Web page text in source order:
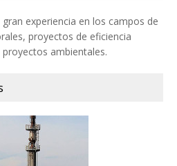
experiencia en los campos de
proyectos de eficiencia
ambientales.